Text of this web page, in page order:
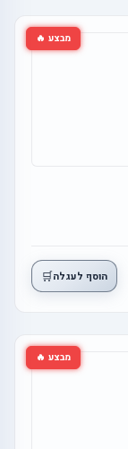
מבצע 🔥
הוסף לעגלה🛒
מבצע 🔥